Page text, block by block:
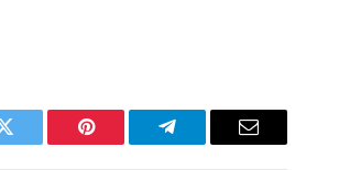
Twitter Pinterest TelegramaE-